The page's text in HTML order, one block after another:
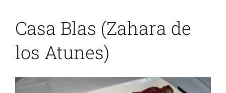
Casa Blas (Zahara de
los Atunes)